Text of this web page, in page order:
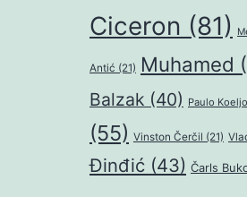
Ciceron (81)
Antić (21) Muhamed
Balzak (40) Paulo Koeljo
(55) Vinston Čerčil (21)
Đinđić (43) Čarls